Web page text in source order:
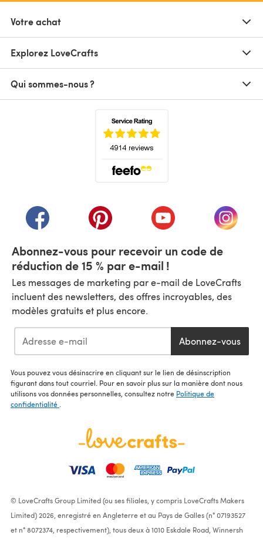
Votre achat
Explorez LoveCrafts
Qui sommes-nous ?
(s'ouvre dans un nouvel onglet)
(s'ouvre dans un nouvel onglet)
(s'ouvre dans un(s'ouvre
Abonnez-vous pour recevoir un code de
réduction de 15 % par e-mail !
Les messages de marketing par e-mail de LoveCrafts
incluent des newsletters, des offres incroyables, des
modèles gratuits et plus encore.
Abonnez-vous
Vous pouvez vous désinscrire en cliquant sur le lien de désinscription
figurant dans tout courriel. Pour en savoir plus sur la manière dont nous
utilisons vos données personnelles, consultez notre Politique de
confidentialité .
© LoveCrafts Group Limited (ou ses filiales, y compris LoveCrafts Makers
Limited) 2026, enregistré en Angleterre et au Pays de Galles (n° 07193527
et n° 8072374, respectivement), tous deux à 1010 Eskdale Road, Winnersh